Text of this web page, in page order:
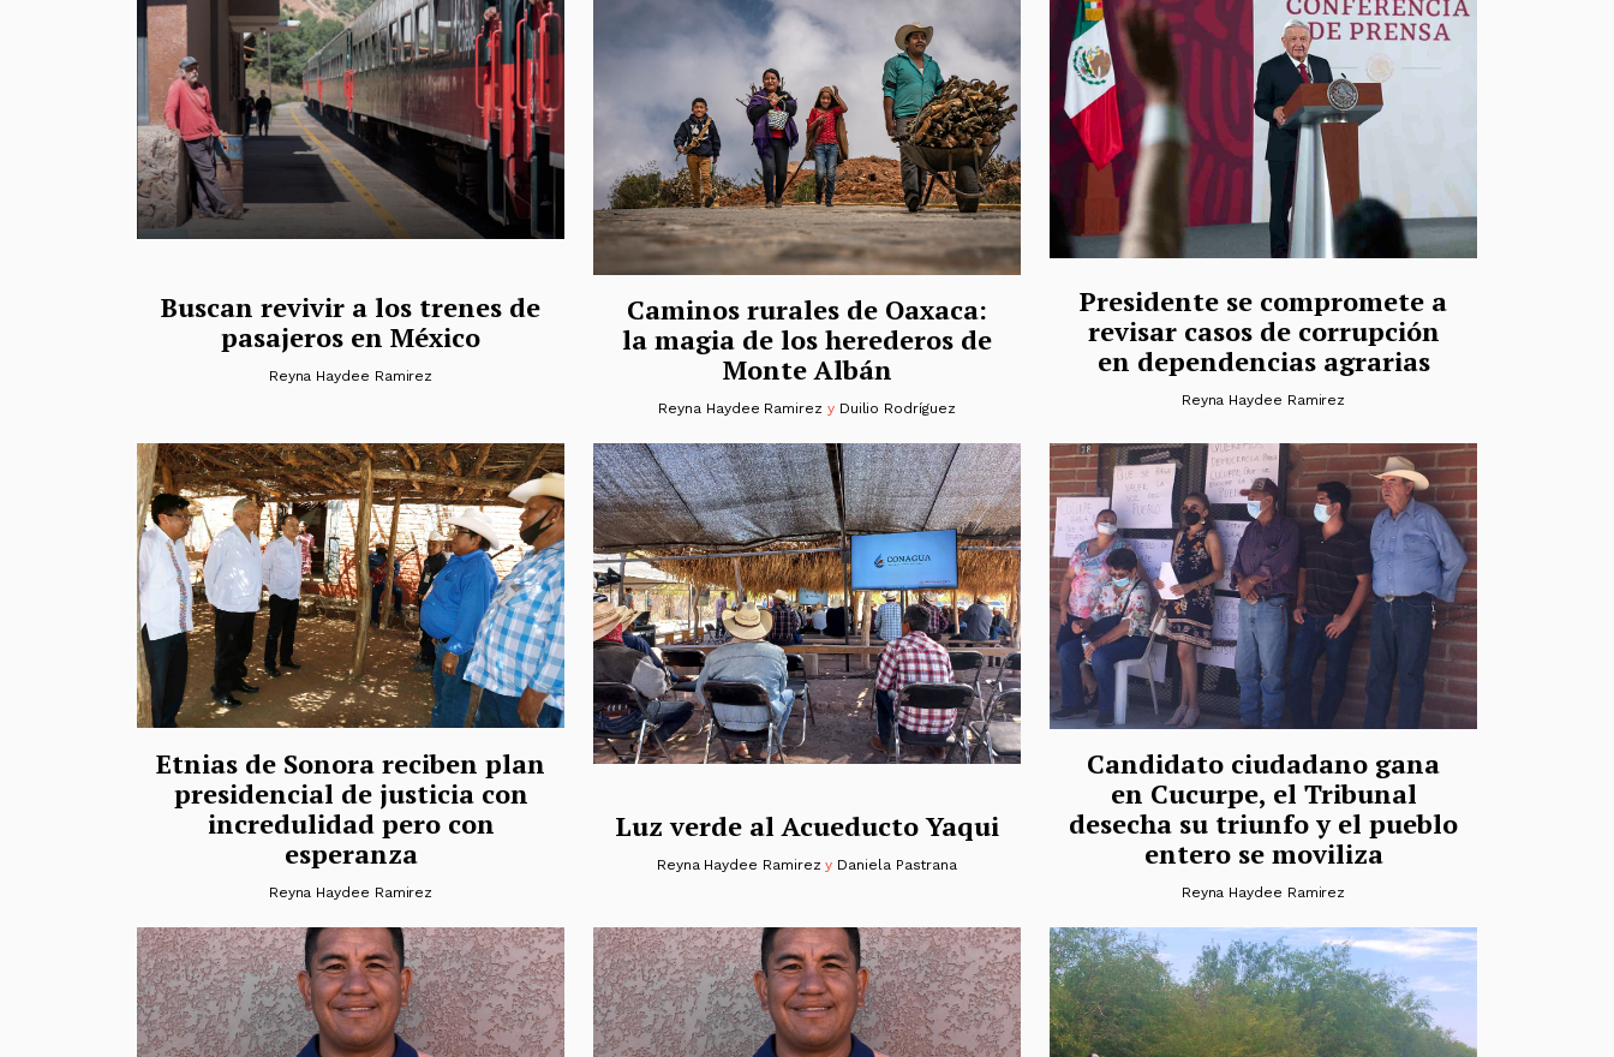
Buscan revivir a los trenes de
pasajeros en México
Reyna Haydee Ramirez
Caminos rurales de Oaxaca:
la magia de los herederos de
Monte Albán
Reyna Haydee Ramirez y Duilio Rodríguez
Presidente se compromete a
revisar casos de corrupción
en dependencias agrarias
Reyna Haydee Ramirez
Etnias de Sonora reciben plan
presidencial de justicia con
incredulidad pero con
esperanza
Reyna Haydee Ramirez
Luz verde al Acueducto Yaqui
Reyna Haydee Ramirez y Daniela Pastrana
Candidato ciudadano gana
en Cucurpe, el Tribunal
desecha su triunfo y el pueblo
entero se moviliza
Reyna Haydee Ramirez